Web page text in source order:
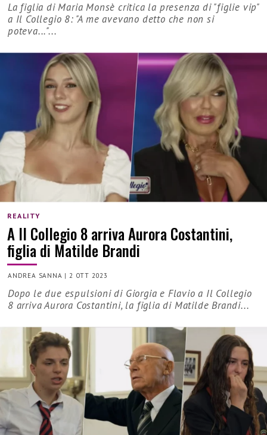
La figlia di Maria Monsè critica la presenza di "figlie vip"
a Il Collegio 8: "A me avevano detto che non si
poteva..."...
REALITY
A Il Collegio 8 arriva Aurora Costantini,
figlia di Matilde Brandi
ANDREA SANNA |2 OTT 2023
Dopo le due espulsioni di Giorgia e Flavio a Il Collegio
8 arriva Aurora Costantini, la figlia di Matilde Brandi...